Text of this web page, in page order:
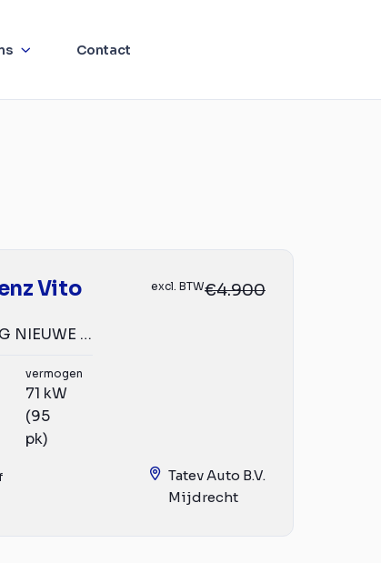
Contact
Vito
109 CDI 320 LANG NIEUWE APK Mercedes-Benz Vito 109 CDI 32...
excl. BTW€4.900
vermogen
71 kW
(95
pk)
Tatev Auto B.V.
Mijdrecht